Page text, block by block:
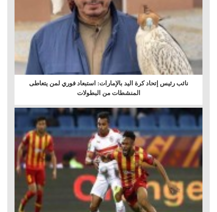
نائب رئيس إتحاد كرة اليد بالإمارات: استبعاد فوري لمن يتعاطى
المنشطات من البطولات